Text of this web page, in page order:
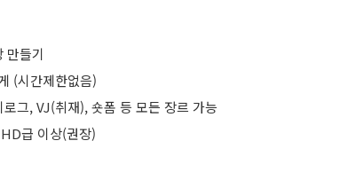
만들기
(시간제한없음)
그, VJ(취재), 숏폼 등 모든 장르 가능
급 이상(권장)